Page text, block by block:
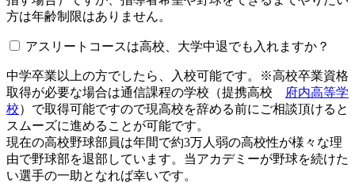
方は年齢制限はありません。
アスリートコースは高校、大学中退でも入れますか？
中学卒業以上の方でしたら、入校可能です。※高校卒業資格
取得が必要な場合は通信課程の学校（提携高校
府内高等学
校）で取得可能ですので現高校を辞める前にご相談頂けると
スムーズに進めることが可能です。
現在の高校野球部員は年間で約3万人弱の高校性が様々な理
由で野球部を退部しています。当アカデミーが野球を続けた
い選手の一助となれば幸いです。